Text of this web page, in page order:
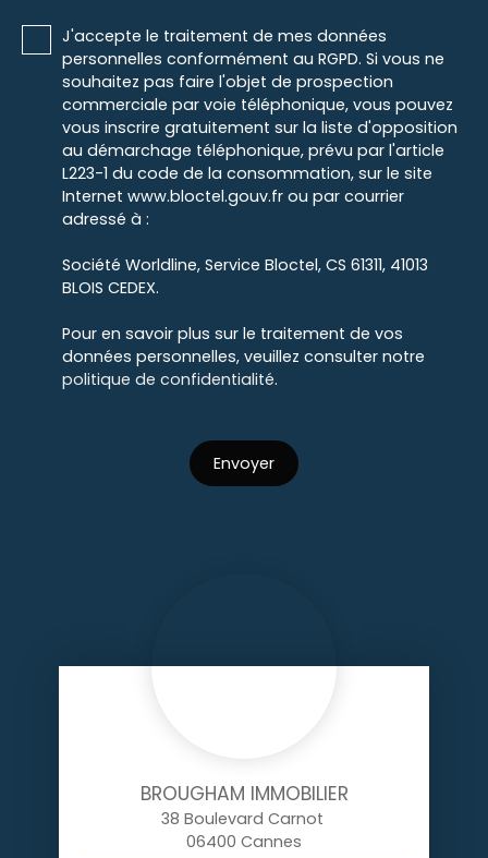
J'accepte le traitement de mes données
personnelles conformément au RGPD. Si vous ne
souhaitez pas faire l'objet de prospection
commerciale par voie téléphonique, vous pouvez
vous inscrire gratuitement sur la liste d'opposition
au démarchage téléphonique, prévu par l'article
L223-1 du code de la consommation, sur le site
Internet www.bloctel.gouv.fr ou par courrier
adressé à :
Société Worldline, Service Bloctel, CS 61311, 41013
BLOIS CEDEX.
Pour en savoir plus sur le traitement de vos
données personnelles, veuillez consulter notre
politique de confidentialité.
Envoyer
BROUGHAM IMMOBILIER
38 Boulevard Carnot
06400 Cannes